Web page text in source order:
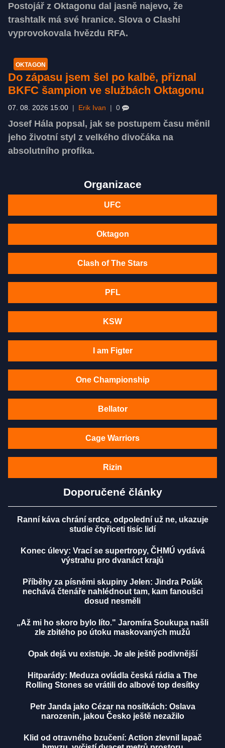
Postojář z Oktagonu dal jasně najevo, že
trashtalk má své hranice. Slova o Clashi
vyprovokovala hvězdu RFA.
OKTAGON
Do zápasu jsem šel po kalbě, přiznal
BKFC šampion ve službách Oktagonu
07. 08. 2026 15:00 Erik Ivan 0
Josef Hála popsal, jak se postupem času měnil
jeho životní styl z velkého divočáka na
absolutního profíka.
Organizace
UFC
Oktagon
Clash of The Stars
PFL
KSW
I am Figter
One Championship
Bellator
Cage Warriors
Rizin
Doporučené články
Ranní káva chrání srdce, odpolední už ne, ukazuje
studie čtyřiceti tisíc lidí
Konec úlevy: Vrací se supertropy, ČHMÚ vydává
výstrahu pro dvanáct krajů
Příběhy za písněmi skupiny Jelen: Jindra Polák
nechává čtenáře nahlédnout tam, kam fanoušci
dosud nesměli
„Až mi ho skoro bylo líto." Jaromíra Soukupa našli
zle zbitého po útoku maskovaných mužů
Opak dejá vu existuje. Je ale ještě podivnější
Hitparády: Meduza ovládla česká rádia a The
Rolling Stones se vrátili do albové top desítky
Petr Janda jako Cézar na nosítkách: Oslava
narozenin, jakou Česko ještě nezažilo
Klid od otravného bzučení: Action zlevnil lapač